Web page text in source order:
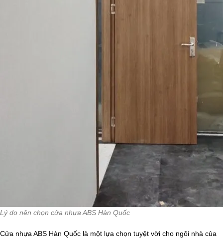
Lý do nên chọn cửa nhựa ABS Hàn Quốc
Cửa nhựa ABS Hàn Quốc là một lựa chọn tuyệt vời cho ngôi nhà của